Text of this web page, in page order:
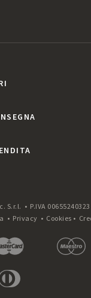
S.r.l. • P.IVA
• Privacy • Cookies •